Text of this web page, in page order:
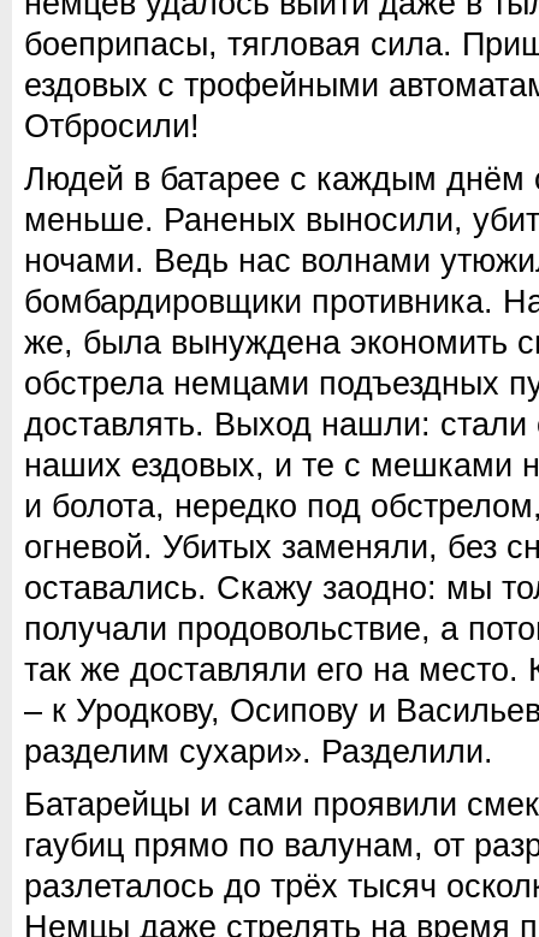
боеприпасы, тягловая сила.
ездовых с трофейными
Отбросили!
Людей в батарее с каждым днём
меньше. Раненых выносили,
ночами. Ведь нас волнами
бомбардировщики противника.
же, была вынуждена экономить
обстрела немцами подъездных
доставлять. Выход нашли: стали
наших ездовых, и те с мешками
и болота, нередко под
огневой. Убитых заменяли, без
оставались. Скажу заодно: мы
получали продовольствие, а
так же доставляли его на место.
– к Уродкову, Осипову и
разделим сухари». Разделили.
Батарейцы и сами проявили
гаубиц прямо по валунам, от
разлеталось до трёх тысяч
Немцы даже стрелять на время